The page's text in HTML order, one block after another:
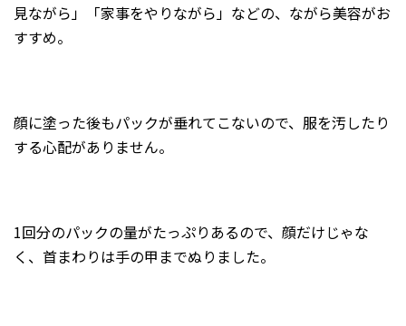
見ながら」「家事をやりながら」などの、ながら美容がお
すすめ。
顔に塗った後もパックが垂れてこないので、服を汚したり
する心配がありません。
1回分のパックの量がたっぷりあるので、顔だけじゃな
く、首まわりは手の甲までぬりました。